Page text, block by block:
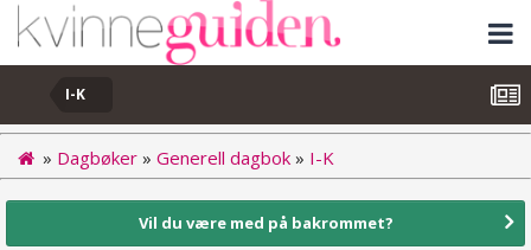
I-K
» Dagbøker » Generell dagbok » I-K
Vil du være med på bakrommet?